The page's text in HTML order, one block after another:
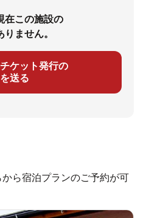
在この施設の
ません。
ケット発行の
送る
ら宿泊プランのご予約が可